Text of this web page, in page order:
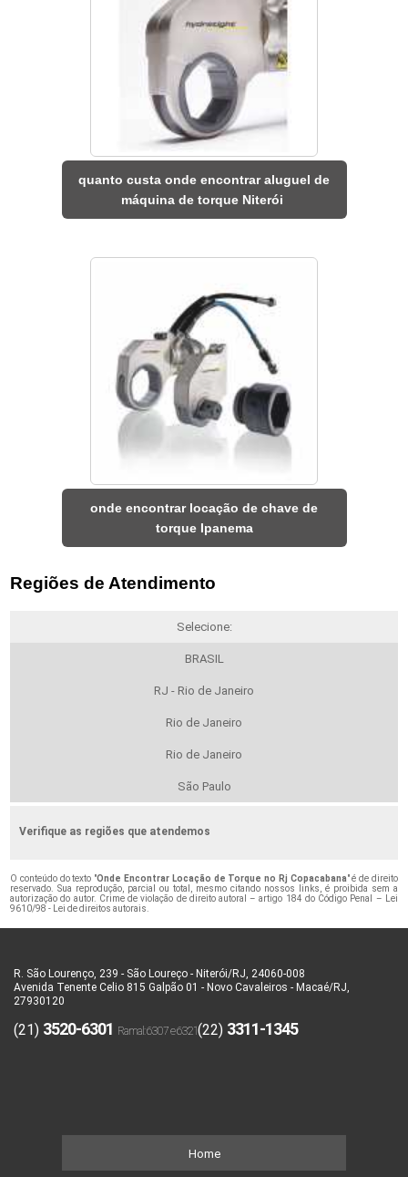
quanto custa onde encontrar aluguel de
máquina de torque Niterói
onde encontrar locação de chave de
torque Ipanema
Regiões de Atendimento
Selecione:
BRASIL
RJ - Rio de Janeiro
Rio de Janeiro
Rio de Janeiro
São Paulo
Verifique as regiões que atendemos
O conteúdo do texto "Onde Encontrar Locação de Torque no Rj Copacabana" é de direito
reservado. Sua reprodução, parcial ou total, mesmo citando nossos links, é proibida sem a
autorização do autor. Crime de violação de direito autoral – artigo 184 do Código Penal –
Lei
9610/98 - Lei de direitos autorais
R. São Lourenço, 239 - São Loureço - Niterói/RJ, 24060-008
Avenida Tenente Celio 815 Galpão 01 - Novo Cavaleiros - Macaé/RJ,
27930120
(21) 3520-6301 (22) 3311-1345
Home